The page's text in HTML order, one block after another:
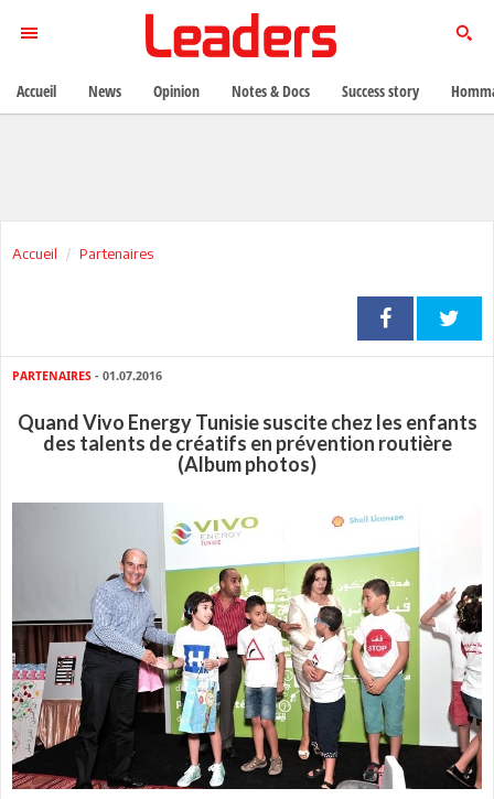
Accueil Partenaires
PARTENAIRES - 01.07.2016
Quand Vivo Energy Tunisie suscite chez les enfants
des talents de créatifs en prévention routière
(Album photos)
Accueil News Opinion Notes & Docs Success story